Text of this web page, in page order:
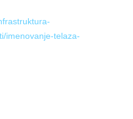
imenovanje-telaza-